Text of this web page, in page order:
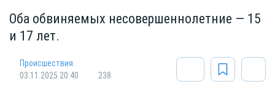
Оба обвиняемых несовершеннолетние — 15
и 17 лет.
Происшествия
03.11.2025 20:40
238